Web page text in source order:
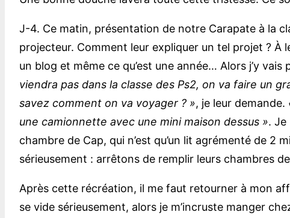
J-4. Ce matin, présentation de notre Carapate à la
projecteur. Comment leur expliquer un tel projet ? À
un blog et même ce qu’est une année… Alors j’y vais
viendra pas dans la classe des Ps2, on va faire un
savez comment on va voyager ? », je leur demande.
une camionnette avec une mini maison dessus ». Je
chambre de Cap, qui n’est qu’un lit agrémenté de 2
sérieusement : arrêtons de remplir leurs chambres
Après cette récréation, il me faut retourner à mon
se vide sérieusement, alors je m’incruste manger